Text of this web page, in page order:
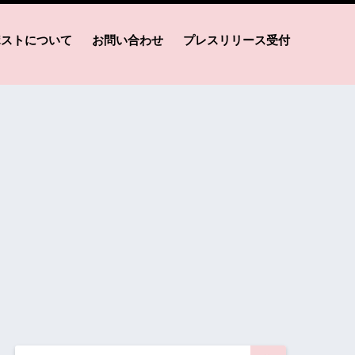
トについて お問い合わせ プレスリリース受付